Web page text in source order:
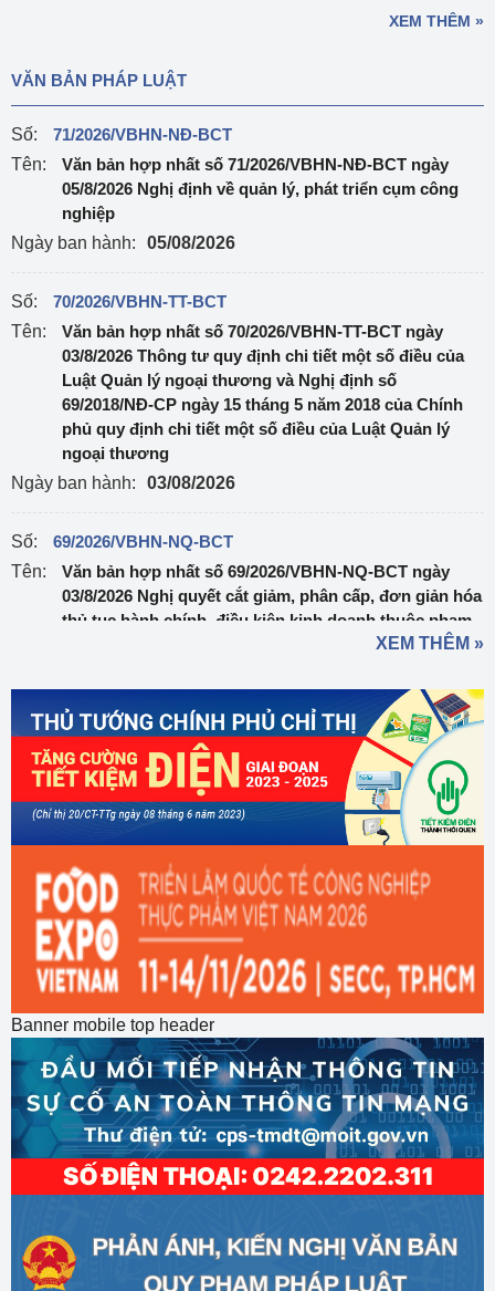
XEM THÊM »
VĂN BẢN PHÁP LUẬT
Số:
71/2026/VBHN-NĐ-BCT
Tên:
Văn bản hợp nhất số 71/2026/VBHN-NĐ-BCT ngày
05/8/2026 Nghị định về quản lý, phát triển cụm công
nghiệp
Ngày ban hành:
05/08/2026
Số:
70/2026/VBHN-TT-BCT
Tên:
Văn bản hợp nhất số 70/2026/VBHN-TT-BCT ngày
03/8/2026 Thông tư quy định chi tiết một số điều của
Luật Quản lý ngoại thương và Nghị định số
69/2018/NĐ-CP ngày 15 tháng 5 năm 2018 của Chính
phủ quy định chi tiết một số điều của Luật Quản lý
ngoại thương
Ngày ban hành:
03/08/2026
Số:
69/2026/VBHN-NQ-BCT
Tên:
Văn bản hợp nhất số 69/2026/VBHN-NQ-BCT ngày
03/8/2026 Nghị quyết cắt giảm, phân cấp, đơn giản hóa
thủ tục hành chính, điều kiện kinh doanh thuộc phạm
Số:
303/2026/NĐ-CP
Tên:
Nghị định sửa đổi, bổ sung một số điều của Nghị định
số 32/2024/NĐ-CP ngày 15/3/2024 của Chính phủ về
quản lý, phát triển cụm công nghiệp
Ngày ban hành: 01/08/2026
XEM THÊM »
Banner mobile top header